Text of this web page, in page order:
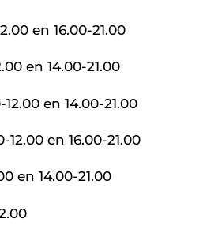
en 16.00-21.00
en 14.00-21.00
en 14.00-21.00
12.00 en 16.00-21.00
en 14.00-21.00